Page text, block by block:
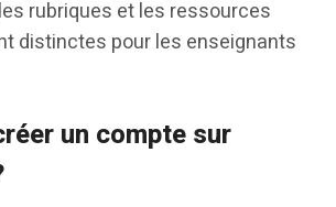
rubriques et les ressources
distinctes pour les enseignants
un compte sur